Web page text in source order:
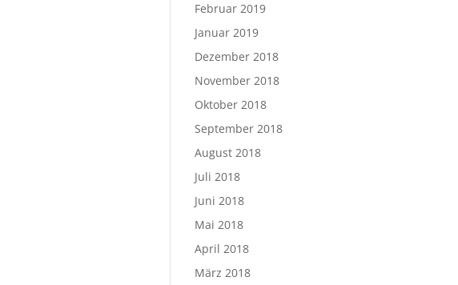
Februar 2019
Januar 2019
Dezember 2018
November 2018
Oktober 2018
September 2018
August 2018
Juli 2018
Juni 2018
Mai 2018
April 2018
März 2018